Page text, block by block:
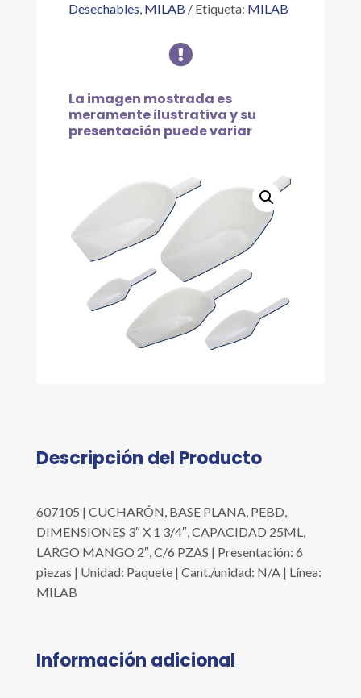
X
25ML,
LARGO
MANGO
cantidad
Desechables, MILAB Etiqueta: MILAB

La imagen mostrada es
meramente ilustrativa y su
presentación puede variar
Descripción del Producto
607105 | CUCHARÓN, BASE PLANA, PEBD,
DIMENSIONES 3″ X 1 3/4″, CAPACIDAD 25ML,
LARGO MANGO 2″, C/6 PZAS | Presentación: 6
piezas | Unidad: Paquete | Cant./unidad: N/A | Línea:
MILAB
Información adicional